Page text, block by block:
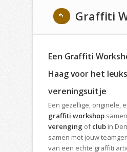
Een Graffiti
Haag voor het
vereningsuitje
Een gezellige, originele,
graffiti workshop
verenging ofclub in
samen met jouw
van een echte graffiti